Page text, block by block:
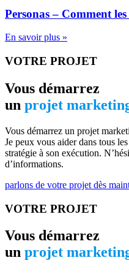
Personas – Comment
En savoir plus »
VOTRE PROJET
Vous démarrez
un projet
Vous démarrez un projet
Je peux vous aider dans tous
stratégie à son exécution.
d’informations.
parlons de votre projet dès
VOTRE PROJET
Vous démarrez
un projet